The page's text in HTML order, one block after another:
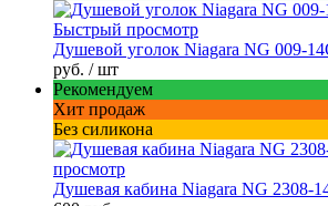
Быстрый просмотр
Душевой уголок Niagara NG 009-
руб. / шт
Рекомендуем
Хит продаж
Без силикона
просмотр
Душевая кабина Niagara NG 2308-